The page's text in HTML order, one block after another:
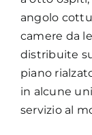
angolo
camere da
distribuite
piano
in alcune
servizio al